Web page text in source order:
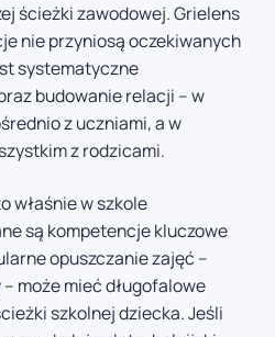
ścieżki zawodowej. Grielens
nie przyniosą oczekiwanych
systematyczne
budowanie relacji – w
z uczniami, a w
z rodzicami.
właśnie w szkole
są kompetencje kluczowe
opuszczanie zajęć –
może mieć długofalowe
szkolnej dziecka. Jeśli